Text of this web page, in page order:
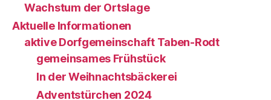
Wachstum der Ortslage
Aktuelle Informationen
aktive Dorfgemeinschaft Taben-Rodt
gemeinsames Frühstück
In der Weihnachtsbäckerei
Adventstürchen 2024